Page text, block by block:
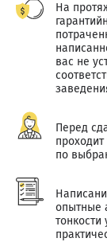
На
вас не
Перед
по
опытные